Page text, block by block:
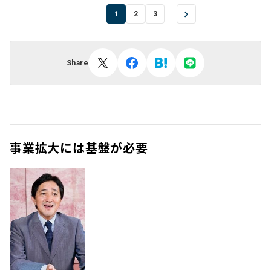
1 2 3
Share
事業拡大には基盤が必要